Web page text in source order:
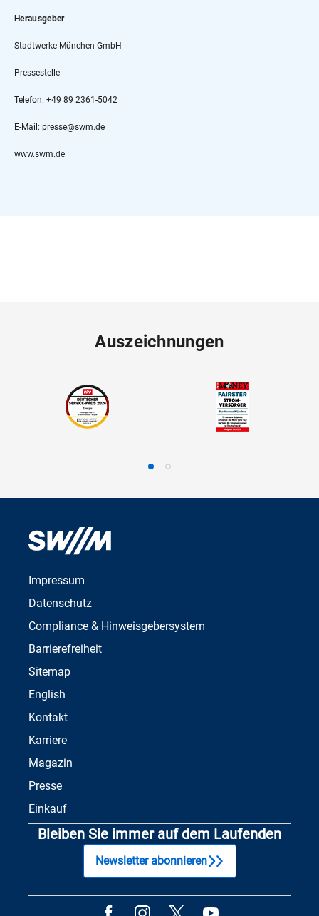
Herausgeber
Stadtwerke München GmbH
Pressestelle
Telefon: +49 89 2361-5042
E-Mail: presse@swm.de
www.swm.de
Auszeichnungen
Impressum
Datenschutz
Compliance & Hinweisgebersystem
Barrierefreiheit
Sitemap
English
Kontakt
Karriere
Magazin
Presse
Einkauf